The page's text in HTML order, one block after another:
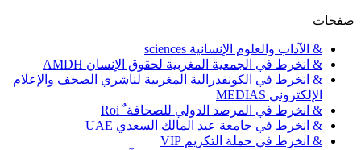
صفحات
& الآداب والعلوم الإنسانية sciences
& انخرط في الجمعية المغربية لحقوق الإنسان AMDH
& انخرط في الكونفدرالية المغربية لناشري الصحف والإعلام
الإلكتروني MEDIAS
& انخرط في المرصد الدولي للصحافة ٌ Roi
& انخرط في جامعة عبد المالك السعدي UAE
& انخرط في حملة التكريم VIP